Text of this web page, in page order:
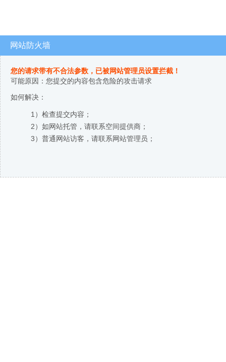
网站防火墙
您的请求带有不合法参数，已被网站管理员设置拦截！
可能原因：您提交的内容包含危险的攻击请求
如何解决：
1）检查提交内容；
2）如网站托管，请联系空间提供商；
3）普通网站访客，请联系网站管理员；